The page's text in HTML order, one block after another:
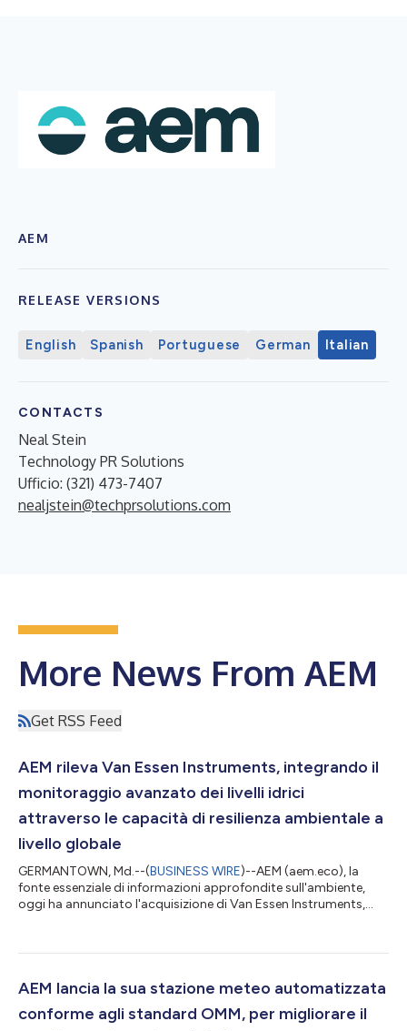
AEM
RELEASE VERSIONS
English Spanish Portuguese German Italian
CONTACTS
Neal Stein
Technology PR Solutions
Ufficio: (321) 473-7407
nealjstein@techprsolutions.com
More News From AEM
Get RSS Feed
AEM rileva Van Essen Instruments, integrando il
monitoraggio avanzato dei livelli idrici
attraverso le capacità di resilienza ambientale a
livello globale
GERMANTOWN, Md.--(BUSINESS WIRE)--AEM (aem.eco), la
fonte essenziale di informazioni approfondite sull'ambiente,
oggi ha annunciato l'acquisizione di Van Essen Instruments,
acquisizione, AEM integra il robusto hardware dei sensori, le
Van Essen nella piattaforma di resilienza ambientale AEM
AEM lancia la sua stazione meteo automatizzata
conforme agli standard OMM, per migliorare il